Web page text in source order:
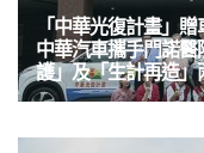
「中華光復計畫」
中華汽車攜手門諾醫
護」及「生計再造」